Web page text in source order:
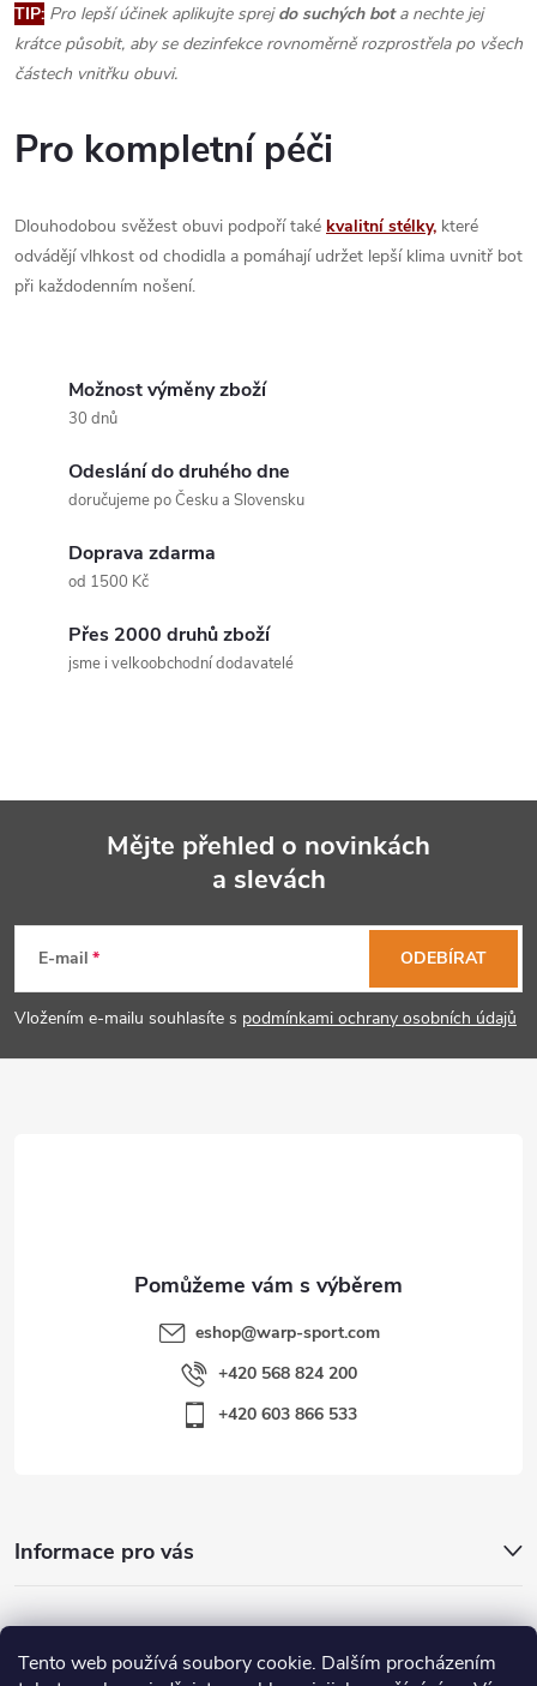
Tento web používá soubory cookie. Dalším procházením
TIP: Pro lepší účinek aplikujte sprejdo suchých bota nechte jej
krátce působit, aby se dezinfekce rovnoměrně rozprostřela po všech
částech vnitřku obuvi.
Pro kompletní péči
Dlouhodobou svěžest obuvi podpoří také kvalitní stélky, které
odvádějí vlhkost od chodidla a pomáhají udržet lepší klima uvnitř bot
při každodenním nošení.
Možnost výměny zboží
30 dnů
Odeslání do druhého dne
doručujeme po Česku a Slovensku
Doprava zdarma
od 1500 Kč
Přes 2000 druhů zboží
jsme i velkoobchodní dodavatelé
p
a
Mějte přehled o novinkách
a slevách
E-mail
Vložením e-mailu souhlasíte s podmínkami ochrany osobních údajů
ODEBÍRAT
eshop@warp-sport.com
+420 568 824 200
+420 603 866 533
Informace pro vás
Nejhledanější